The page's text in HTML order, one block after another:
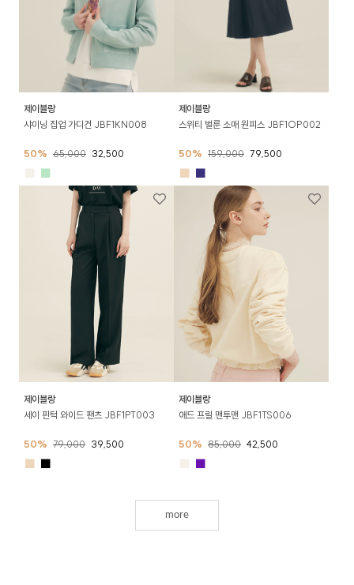
제이블랑
샤이닝 집업 가디건 JBF1KN008
50% 65,000 32,500
■
제이블랑
스위티 벌룬 소매 원피스 JBF1OP002
50% 159,000 79,500
■ ■
제이블랑
세이 핀턱 와이드 팬츠 JBF1PT003
50% 79,000 39,500
■ ■
제이블랑
애드 프릴 맨투맨 JBF1TS006
50% 85,000 42,500
■
more